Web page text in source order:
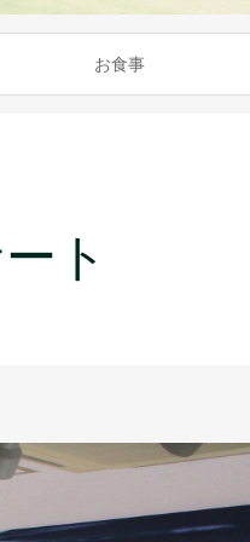
お食事
ト